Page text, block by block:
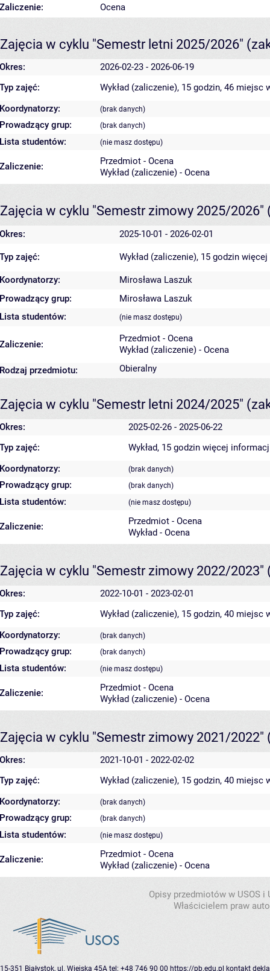
Zaliczenie: Ocena
Zajęcia w cyklu "Semestr letni 2025/2026"
Okres:
2026-02-23 - 2026-06-19
Typ zajęć:
Wykład (zaliczenie), 15 godzin, 46 miejsc
Koordynatorzy:
(brak danych)
Prowadzący grup: (brak danych)
Lista studentów: (nie masz dostępu)
Zaliczenie:
Przedmiot - Ocena
Wykład (zaliczenie) - Ocena
Zajęcia w cyklu "Semestr zimowy 2025/2026"
Okres: 2025-10-01 - 2026-02-01
Typ zajęć: Wykład (zaliczenie), 15 godzin
Koordynatorzy:
Mirosława Laszuk
Prowadzący grup:
Mirosława Laszuk
Lista studentów:
(nie masz dostępu)
Zaliczenie:
Przedmiot - Ocena
Wykład (zaliczenie) - Ocena
Rodzaj przedmiotu:
Obieralny
Zajęcia w cyklu "Semestr letni 2024/2025"
Okres:
2025-02-26 - 2025-06-22
Typ zajęć:
Wykład, 15 godzin więcej
Koordynatorzy:
(brak danych)
Prowadzący grup: (brak danych)
Lista studentów: (nie masz dostępu)
Zaliczenie:
Przedmiot - Ocena
Wykład - Ocena
Zajęcia w cyklu "Semestr zimowy 2022/2023"
Okres:
2022-10-01 - 2023-02-01
Typ zajęć:
Wykład (zaliczenie), 15 godzin, 40 miejsc
Koordynatorzy:
(brak danych)
Prowadzący grup: (brak danych)
Lista studentów: (nie masz dostępu)
Zaliczenie:
Przedmiot - Ocena
Wykład (zaliczenie) - Ocena
Zajęcia w cyklu "Semestr zimowy 2021/2022"
Okres:
2021-10-01 - 2022-02-02
Typ zajęć:
Wykład (zaliczenie), 15 godzin, 40 miejsc
Koordynatorzy:
(brak danych)
Prowadzący grup: (brak danych)
Lista studentów: (nie masz dostępu)
Zaliczenie:
Przedmiot - Ocena
Wykład (zaliczenie) - Ocena
Opisy przedmiotów w USOS
Właścicielem praw
15-351 Białystok, ul. Wiejska 45A tel: +48 746 90 00 https://pb.edu.pl kontakt